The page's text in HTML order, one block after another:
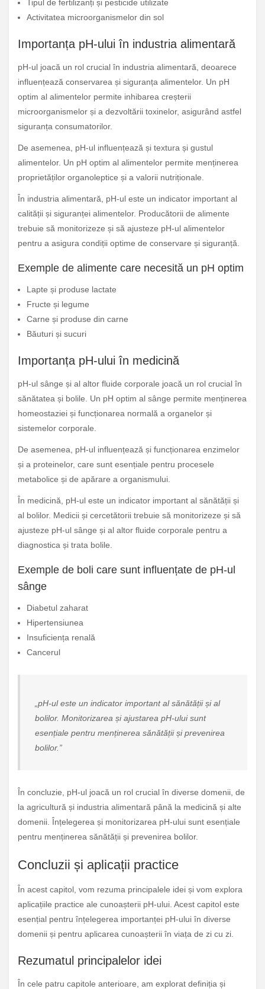
Tipul de fertilizanți și pesticide utilizate
Activitatea microorganismelor din sol
Importanța pH-ului în industria alimentară
pH-ul joacă un rol crucial în industria alimentară, deoarece
influențează conservarea și siguranța alimentelor. Un pH
optim al alimentelor permite inhibarea creșterii
microorganismelor și a dezvoltării toxinelor, asigurând astfel
siguranța consumatorilor.
De asemenea, pH-ul influențează și textura și gustul
alimentelor. Un pH optim al alimentelor permite menținerea
proprietăților organoleptice și a valorii nutriționale.
În industria alimentară, pH-ul este un indicator important al
calității și siguranței alimentelor. Producătorii de alimente
trebuie să monitorizeze și să ajusteze pH-ul alimentelor
pentru a asigura condiții optime de conservare și siguranță.
Exemple de alimente care necesită un pH optim
Lapte și produse lactate
Fructe și legume
Carne și produse din carne
Băuturi și sucuri
Importanța pH-ului în medicină
pH-ul sânge și al altor fluide corporale joacă un rol crucial în
sănătatea și bolile. Un pH optim al sânge permite menținerea
homeostaziei și funcționarea normală a organelor și
sistemelor corporale.
De asemenea, pH-ul influențează și funcționarea enzimelor
și a proteinelor, care sunt esențiale pentru procesele
metabolice și de apărare a organismului.
În medicină, pH-ul este un indicator important al sănătății și
al bolilor. Medicii și cercetătorii trebuie să monitorizeze și să
ajusteze pH-ul sânge și al altor fluide corporale pentru a
diagnostica și trata bolile.
Exemple de boli care sunt influențate de pH-ul
sânge
Diabetul zaharat
Hipertensiunea
Insuficiența renală
Cancerul
„pH-ul este un indicator important al sănătății și al
bolilor. Monitorizarea și ajustarea pH-ului sunt
esențiale pentru menținerea sănătății și prevenirea
bolilor.”
În concluzie, pH-ul joacă un rol crucial în diverse domenii, de
la agricultură și industria alimentară până la medicină și alte
domenii. Înțelegerea și monitorizarea pH-ului sunt esențiale
pentru menținerea sănătății și prevenirea bolilor.
Concluzii și aplicații practice
În acest capitol, vom rezuma principalele idei și vom explora
aplicațiile practice ale cunoașterii pH-ului. Acest capitol este
esențial pentru înțelegerea importanței pH-ului în diverse
domenii și pentru aplicarea cunoașterii în viața de zi cu zi.
Rezumatul principalelor idei
În cele patru capitole anterioare, am explorat definiția și